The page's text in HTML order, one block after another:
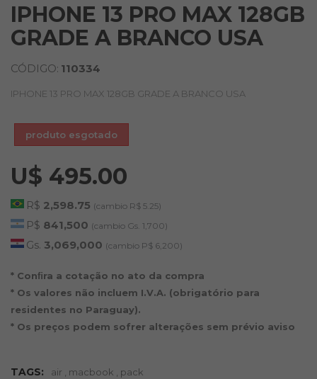
IPHONE 13 PRO MAX 128GB
GRADE A BRANCO USA
CÓDIGO: 110334
IPHONE 13 PRO MAX 128GB GRADE A BRANCO USA
produto esgotado
U$ 495.00
R$ 2,598.75 (cambio R$ 5.25)
P$ 841,500 (cambio Gs. 1,700)
Gs. 3,069,000 (cambio P$ 6,200)
* Conﬁra a cotação no ato da compra
* Os valores não incluem I.V.A. (obrigatório para
residentes no Paraguay).
* Os preços podem sofrer alterações sem prévio aviso
TAGS: air , macbook , pack